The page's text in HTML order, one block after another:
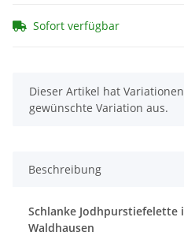
Sofort verfügbar
x
Dieser Artikel hat
gewünschte Variation aus.
Beschreibung
Schlanke
Waldhausen